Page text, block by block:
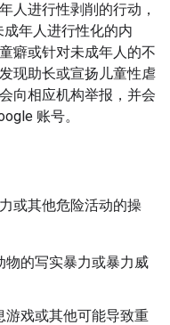
人进行性剥削的行动，
年人进行性化的内
癖或针对未成年人的不
现助长或宣扬儿童性虐
向相应机构举报，并会
账号。
或其他危险活动的操
物的写实暴力或暴力威
游戏或其他可能导致重